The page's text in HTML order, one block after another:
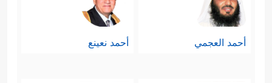
أحمد العجمي أحمد نعينع